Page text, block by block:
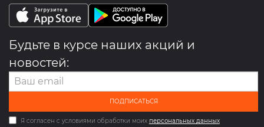
Будьте в курсе наших акций и
новостей:
ПОДПИСАТЬСЯ
Я согласен с условиями обработки моих персональных данных